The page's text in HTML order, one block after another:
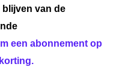
van de
een abonnement op